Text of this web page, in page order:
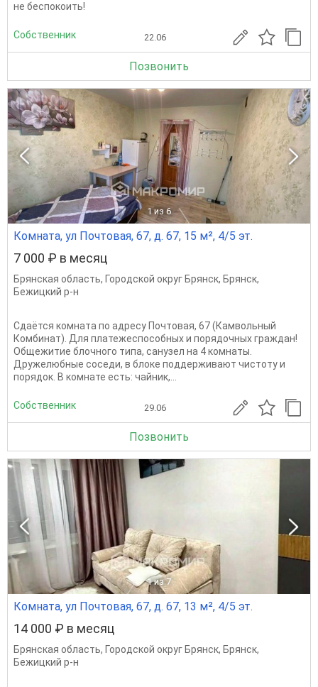
не беспокоить!
Собственник 22.06
Позвонить
1 из 6
Комната, ул Почтовая, 67, д. 67, 15 м², 4/5 эт.
7 000 ₽ в месяц
Брянская область, Городской округ Брянск, Брянск,
Бежицкий р-н
Сдаётся комната по адресу Почтовая, 67 (Камвольный
Комбинат). Для платежеспособных и порядочных граждан!
Общежитие блочного типа, санузел на 4 комнаты.
Дружелюбные соседи, в блоке поддерживают чистоту и
порядок. В комнате есть: чайник,...
Собственник 29.06
Позвонить
1 из 7
Комната, ул Почтовая, 67, д. 67, 13 м², 4/5 эт.
14 000 ₽ в месяц
Брянская область, Городской округ Брянск, Брянск,
Бежицкий р-н